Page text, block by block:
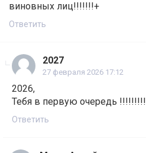
виновных лиц!!!!!!!+
Ответить
2027
27 февраля 2026 17:12
2026,
Тебя в первую очередь !!!!!!!!!
Ответить